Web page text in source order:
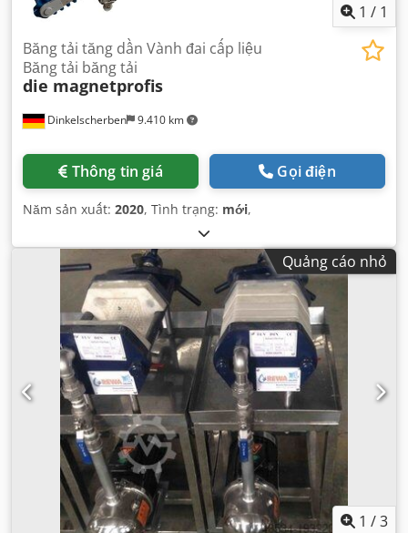
1 / 1
Dinkelscherben 9.410 km
Băng tải tăng dần Vành đai cấp liệu
Băng tải băng tải
die magnetprofis
Thông tin giá Gọi điện
Năm sản xuất: 2020, Tình trạng: mới,
Quảng cáo nhỏ
1 /3